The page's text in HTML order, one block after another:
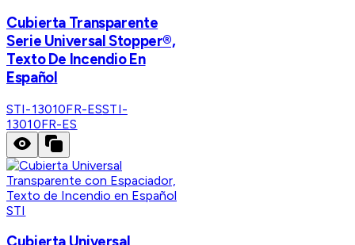
Cubierta Transparente
Serie Universal Stopper®,
Texto De Incendio En
Español
STI-13010FR-ESSTI-
13010FR-ES
STI